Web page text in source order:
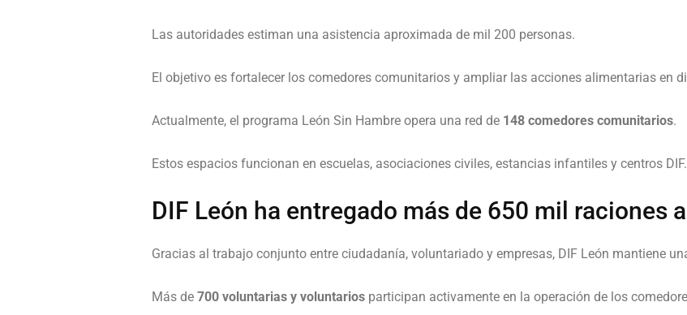
Las autoridades estiman una asistencia aproximada de mil 200 personas.
El objetivo es fortalecer los comedores comunitarios y ampliar las acciones alimentarias en
Actualmente, el programa León Sin Hambre opera una red de 148 comedores comunitarios.
Estos espacios funcionan en escuelas, asociaciones civiles, estancias infantiles y centros DIF.
DIF León ha entregado más de 650 mil raciones
Gracias al trabajo conjunto entre ciudadanía, voluntariado y empresas, DIF León mantiene
Más de 700 voluntarias y voluntarios participan activamente en la operación de los